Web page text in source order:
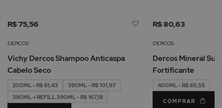
R$ 75,56
Adicionar
Lista
Desejos
DERCOS
Vichy Dercos Shampoo Anticaspa
Cabelo Seco
200ML - R$ 61,43
390ML - R$ 101,97
390ML + REFILL 390ML - R$ 167,18
R$ 80,63
DERCOS
Dercos Mineral
Fortificante
400ML - R$ 65,55
COMPRAR